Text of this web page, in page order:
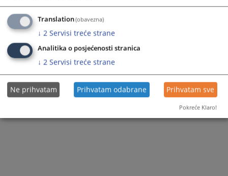
162ПРЕГЛЕДА
Translation(obavezna)
↓ 2 Servisi treće strane
Analitika o posjećenosti stranica
↓ 2 Servisi treće strane
Ne prihvatam Prihvatam odabrane Prihvatam sve
Pokreće Klaro!